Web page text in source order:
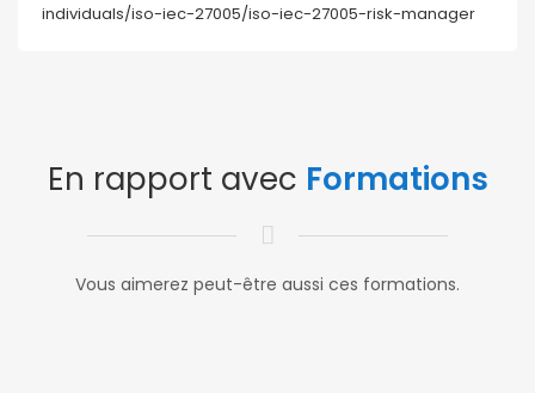
individuals/iso-iec-27005/iso-iec-27005-risk-manager
En rapport avec Formations
Vous aimerez peut-être aussi ces formations.